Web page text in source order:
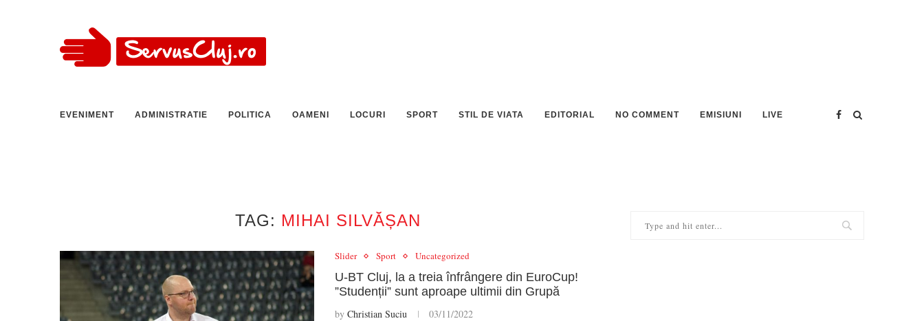
EVENIMENT ADMINISTRATIE POLITICA OAMENI LOCURI SPORT STIL DE VIATA EDITORIAL NO COMMENT EMISIUNI LIVE
TAG: MIHAI SILVĂȘAN
Slider Sport Uncategorized
U-BT Cluj, la a treia înfrângere din EuroCup!
”Studenții” sunt aproape ultimii din Grupă
by Christian Suciu 03/11/2022